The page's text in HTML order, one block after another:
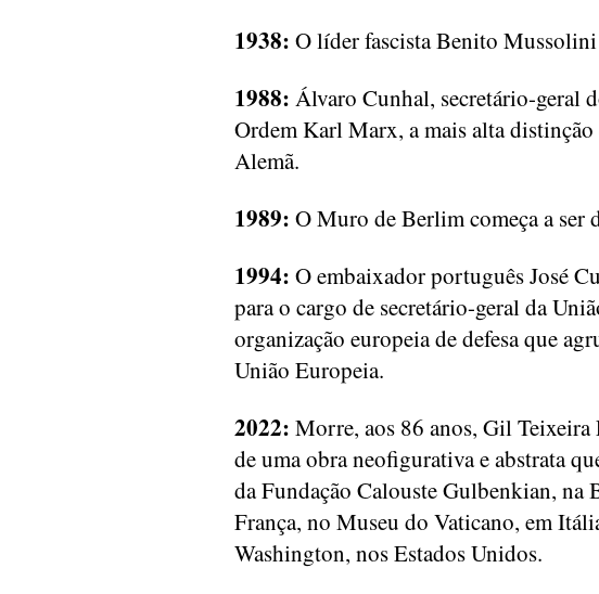
1938: O líder fascista Benito
1988: Álvaro Cunhal, secretário-geral
Ordem Karl Marx, a mais alta
Alemã.
1989: O Muro de Berlim começa a ser
1994: O embaixador português José
para o cargo de secretário-geral da
organização europeia de defesa que
União Europeia.
2022: Morre, aos 86 anos, Gil
de uma obra neofigurativa e abstrata
da Fundação Calouste Gulbenkian, na
França, no Museu do Vaticano, em
Washington, nos Estados Unidos.